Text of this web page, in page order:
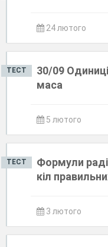
24 лютого
ТЕСТ
30/09
маса
5 лютого
ТЕСТ
Формули
кіл
3 лютого